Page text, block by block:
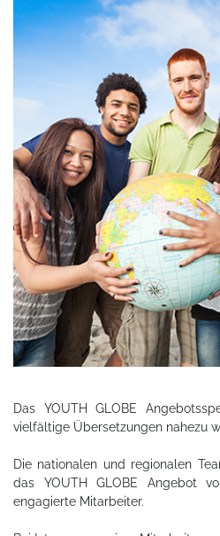
Das YOUTH GLOBE
vielfältige Übersetzungen nahezu
Die nationalen und regionalen
das YOUTH GLOBE Angebot
engagierte Mitarbeiter.